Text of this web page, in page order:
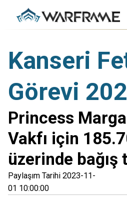
Kanseri
Görevi
Princess
Vakfı için
üzerinde bağış
Paylaşım Tarihi 2023-11-
01 10:00:00